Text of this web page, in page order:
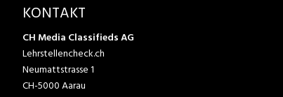
KONTAKT
CH Media Classifieds AG
Lehrstellencheck.ch
Neumattstrasse 1
CH-5000 Aarau